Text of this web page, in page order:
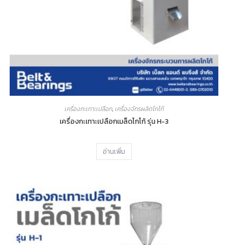
เครื่องกะเทาะเปลือก,เครื่องจักรผลิตโกโก้
เครื่องกะเทาะเปลือกเมล็ดโกโก้ รุ่น H-3
อ่านเพิ่ม